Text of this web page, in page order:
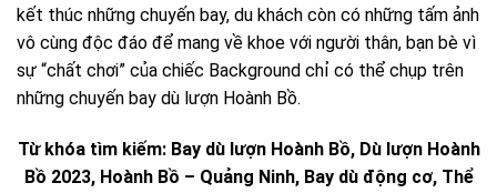
kết thúc những chuyến bay, du khách còn có những tấm ảnh
vô cùng độc đáo để mang về khoe với người thân, bạn bè vì
sự “chất chơi” của chiếc Background chỉ có thể chụp trên
những chuyến bay dù lượn Hoành Bồ.
Từ khóa tìm kiếm: Bay dù lượn Hoành Bồ, Dù lượn Hoành
Bồ 2023, Hoành Bồ – Quảng Ninh, Bay dù động cơ, Thể